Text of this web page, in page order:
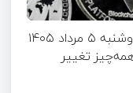
قیمت تتر، بیت‌کوین و اتریوم امروز دوشنبه ۵ مرداد ۱۴۰۵
تغییر